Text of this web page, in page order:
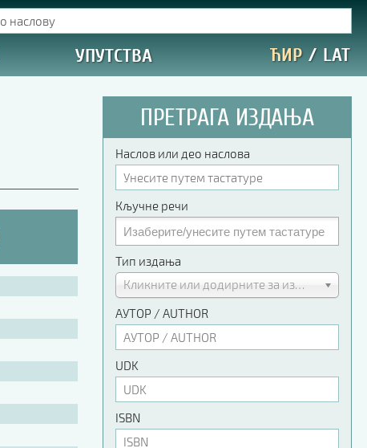
УПУТСТВА ЋИР / LAT
ПРЕТРАГА ИЗДАЊА
Наслов или део наслова
Кључне речи
Тип издања
Кликните или додирните за избор
АУТОР / AUTHOR
UDK
ISBN